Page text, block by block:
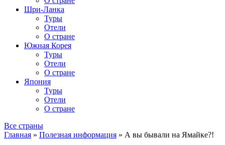
Шри-Ланка
Туры
Отели
О стране
Южная Корея
Туры
Отели
О стране
Япония
Туры
Отели
О стране
Все страны
Главная » Полезная информация » А вы бывали на Ямайке?!